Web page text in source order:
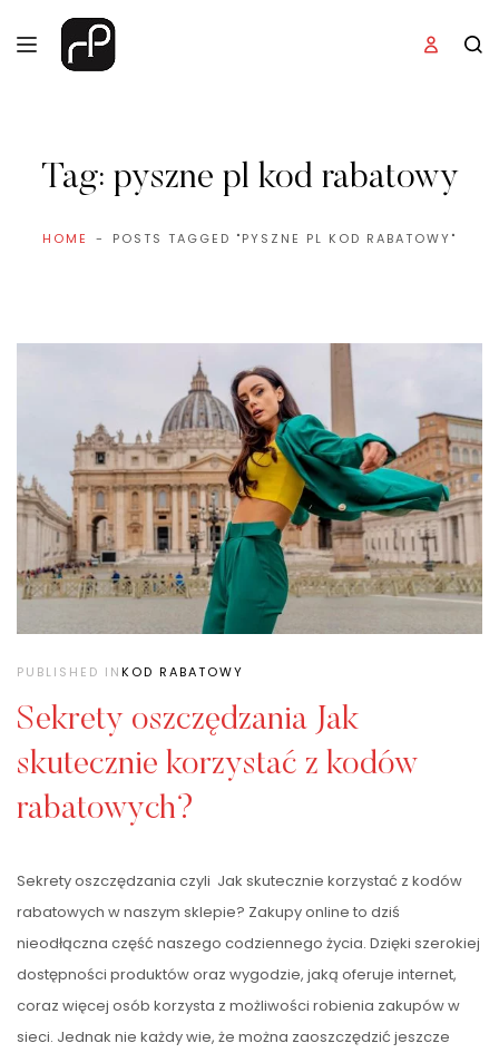
Tag: pyszne pl kod rabatowy
HOME POSTS TAGGED "PYSZNE PL KOD RABATOWY"
PUBLISHED INKOD RABATOWY
Sekrety oszczędzania Jak
skutecznie korzystać z kodów
rabatowych?
Sekrety oszczędzania czyli Jak skutecznie korzystać z kodów
rabatowych w naszym sklepie? Zakupy online to dziś
nieodłączna część naszego codziennego życia. Dzięki szerokiej
dostępności produktów oraz wygodzie, jaką oferuje internet,
coraz więcej osób korzysta z możliwości robienia zakupów w
sieci. Jednak nie każdy wie, że można zaoszczędzić jeszcze